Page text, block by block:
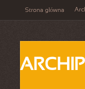
Strona główna